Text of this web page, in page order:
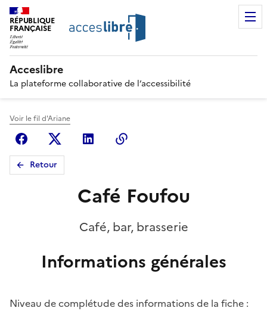
RÉPUBLIQUE
FRANÇAISE
Acceslibre
La plateforme collaborative de l’accessibilité
Voir le fil d'Ariane
FacebookX (anciennement Twitter)
Linkedin
Retour
Café Foufou
Café, bar, brasserie
Informations générales
Niveau de complétude des informations de la fiche :